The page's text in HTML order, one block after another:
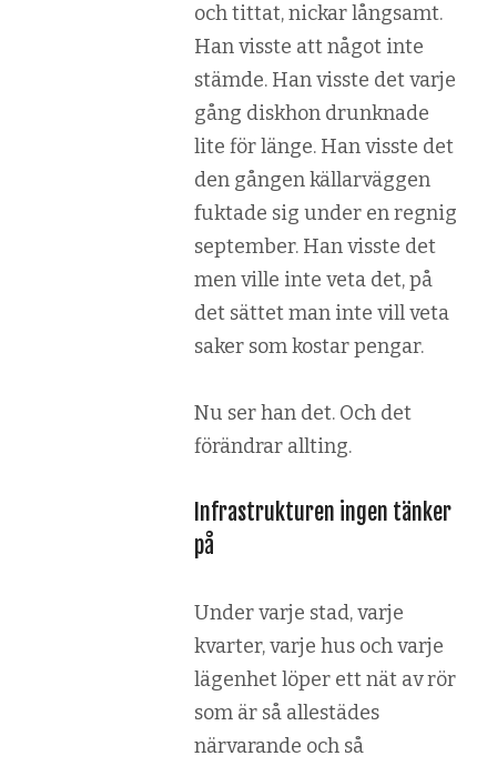
och tittat, nickar långsamt.
Han visste att något inte
stämde. Han visste det varje
gång diskhon drunknade
lite för länge. Han visste det
den gången källarväggen
fuktade sig under en regnig
september. Han visste det
men ville inte veta det, på
det sättet man inte vill veta
saker som kostar pengar.
Nu ser han det. Och det
förändrar allting.
Infrastrukturen ingen tänker
på
Under varje stad, varje
kvarter, varje hus och varje
lägenhet löper ett nät av rör
som är så allestädes
närvarande och så